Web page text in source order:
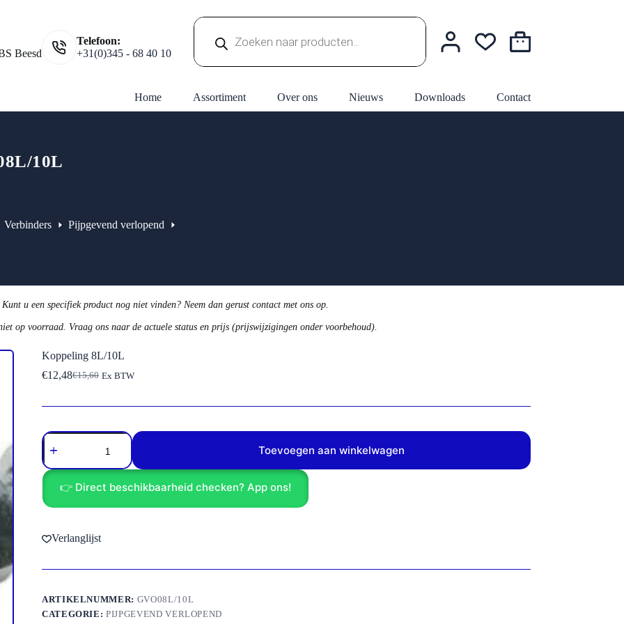
Beesd
Telefoon:
+31(0)345 - 68 40 10
zoeken
Winkelwagen
Home Assortiment Over ons Nieuws Downloads Contact
10L
Verbinders
Pijpgevend verlopend
u een specifiek product nog niet vinden? Neem dan gerust contact met ons op.
op voorraad. Vraag ons naar de actuele status en prijs (prijswijzigingen onder voorbehoud).
Koppeling 8L/10L
€15,60
Oorspronkelijke
was:
€12,48Huidige
is:
Ex BTW
Koppeling
8L/10L
aantal
Toevoegen aan winkelwagen
👉 Direct beschikbaarheid checken? App ons!
Verlanglijst
ARTIKELNUMMER: GVO08L/10L
CATEGORIE:PIJPGEVEND VERLOPEND